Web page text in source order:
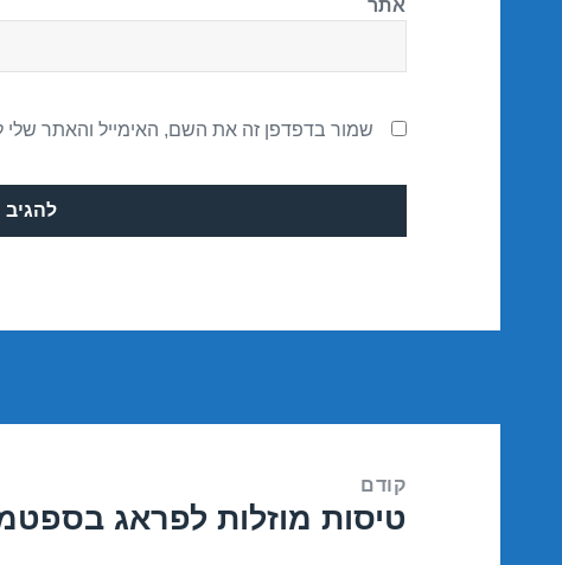
אתר
שמור בדפדפן זה את השם, האימייל והאתר
קודם
הפוסט
טיסות מוזלות לפראג בספטמבר 26/